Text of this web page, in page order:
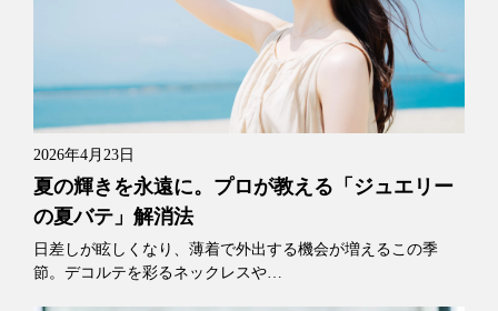
2026年4月23日
夏の輝きを永遠に。プロが教える「ジュエリー
の夏バテ」解消法
日差しが眩しくなり、薄着で外出する機会が増えるこの季
節。デコルテを彩るネックレスや…